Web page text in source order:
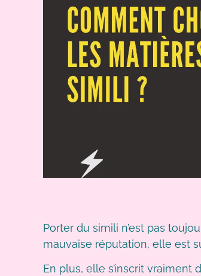
Porter du simili n’est pas
mauvaise réputation, elle est
En plus, elle s’inscrit vraiment